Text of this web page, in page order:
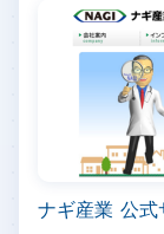
ナギ産業 公式